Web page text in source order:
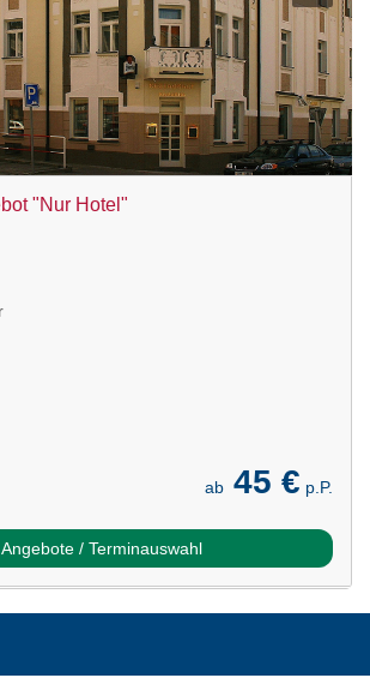
"Nur Hotel"
ab 45 € p.P.
Angebote / Terminauswahl